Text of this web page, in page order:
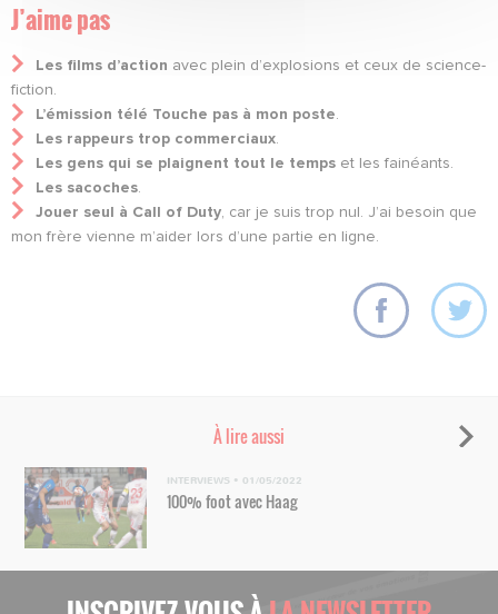
J’aime pas
Les films d’action avec plein d’explosions et ceux de science-
fiction.
L’émission télé Touche pas à mon poste.
Les rappeurs trop commerciaux.
Les gens qui se plaignent tout le temps et les fainéants.
Les sacoches.
Jouer seul à Call of Duty, car je suis trop nul. J’ai besoin que
mon frère vienne m’aider lors d’une partie en ligne.
À lire aussi
INTERVIEWS • 01/05/2022
100% foot avec Haag